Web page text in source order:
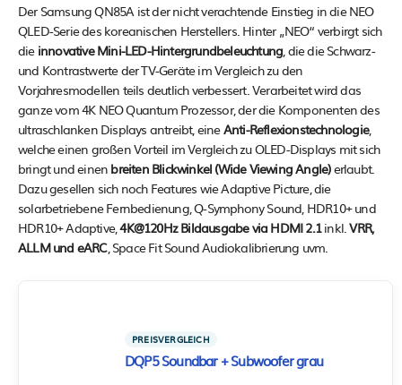
Der Samsung QN85A ist der nicht verachtende Einstieg in die NEO
QLED-Serie des koreanischen Herstellers. Hinter „NEO“ verbirgt sich
die innovative Mini-LED-Hintergrundbeleuchtung , die die Schwarz-
und Kontrastwerte der TV-Geräte im Vergleich zu den
Vorjahresmodellen teils deutlich verbessert. Verarbeitet wird das
ganze vom 4K NEO Quantum Prozessor, der die Komponenten des
ultraschlanken Displays antreibt, eineAnti-Reflexionstechnologie,
welche einen großen Vorteil im Vergleich zu OLED-Displays mit sich
bringt und einen breiten Blickwinkel (Wide Viewing Angle)erlaubt.
Dazu gesellen sich noch Features wie Adaptive Picture, die
solarbetriebene Fernbedienung, Q-Symphony Sound, HDR10+ und
HDR10+ Adaptive,4K@120Hz Bildausgabe via HDMI 2.1inkl.VRR,
ALLM und eARC, Space Fit Sound Audiokalibrierung uvm.
PREISVERGLEICH
DQP5 Soundbar + Subwoofer grau